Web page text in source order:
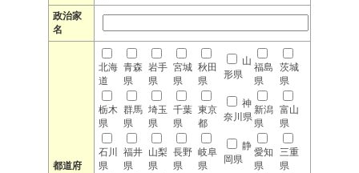
政治家
名
都道府
北海
道
青森
県
岩手
県
宮城
県
秋田
県
山
形県
福島
県
茨城
県
栃木
県
群馬
県
埼玉
県
千葉
県
東京
都
神
奈川県
新潟
県
富山
県
石川
県
福井
県
山梨
県
長野
県
岐阜
県
静
岡県
愛知
県
三重
県